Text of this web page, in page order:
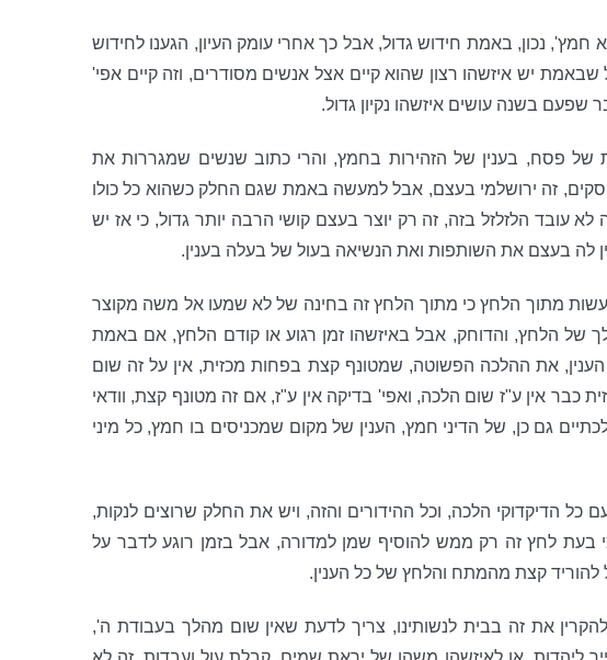
נכון, באמת חידוש גדול, אבל כך אחרי עומק העיון, הגענו לחידוש
יש איזשהו רצון שהוא קיים אצל אנשים מסודרים, וזה קיים אפי'
שפעם בשנה עושים איזשהו נקיון גדול.
של פסח, בענין של הזהירות בחמץ, והרי כתוב שנשים שמגררות את
זה ירושלמי בעצם, אבל למעשה באמת שגם החלק כשהוא כל כולו
עובד הלזלזל בזה, זה רק יוצר בעצם קושי הרבה יותר גדול, כי אז יש
בעצם את השותפות ואת הנשיאה בעול של בעלה בענין.
מתוך הלחץ כי מתוך הלחץ זה בחינה של לא שמעו אל משה מקוצר
הלחץ, והדוחק, אבל באיזשהו זמן רגוע או קודם הלחץ, אם באמת
את ההלכה הפשוטה, שמטונף קצת בפחות מכזית, אין על זה שום
אין ע"ז שום הלכה, ואפי' בדיקה אין ע"ז, אם זה מטונף קצת, וודאי
גם כן, של הדיני חמץ, הענין של מקום שמכניסים בו חמץ, כל מיני
הדיקדוקי הלכה, וכל ההידורים והזה, ויש את החלק שרוצים לנקות,
לחץ זה רק ממש להוסיף שמן למדורה, אבל בזמן רוגע לדבר על
קצת מהמתח והלחץ של כל הענין.
את זה בבית לנשותינו, צריך לדעת שאין שום מהלך בעבודת ה',